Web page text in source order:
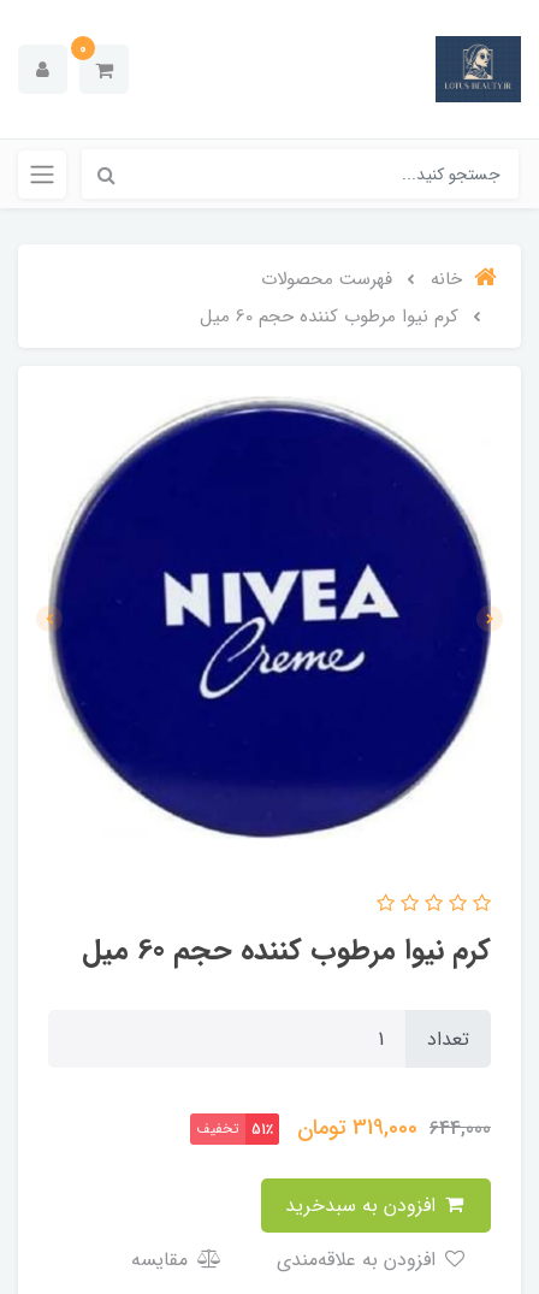
0
خانه
فهرست محصولات
کرم نیوا مرطوب کننده حجم 60 میل
کرم نیوا مرطوب کننده حجم 60 میل
تعداد
644,000
319,000تومان 51٪ تخفیف
مقایسه